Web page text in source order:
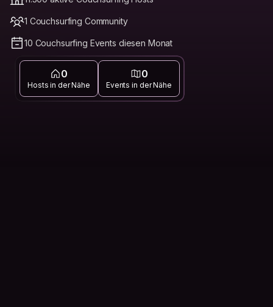
1 Couchsurfing Community
10 Couchsurfing Events diesen Monat
0
Hosts in der Nähe
0
Events in der Nähe